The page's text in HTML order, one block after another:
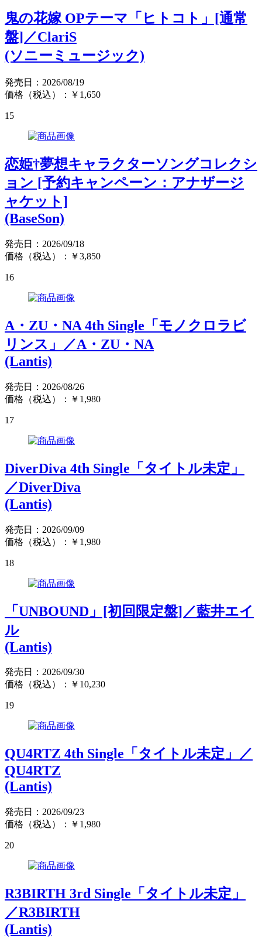
鬼の花嫁 OPテーマ「ヒトコト」[通常
盤]／ClariS
(ソニーミュージック)
発売日：2026/08/19
価格（税込）：￥1,650
15
恋姫†夢想キャラクターソングコレクシ
ョン [予約キャンペーン：アナザージ
ャケット]
(BaseSon)
発売日：2026/09/18
価格（税込）：￥3,850
16
A・ZU・NA 4th Single「モノクロラビ
リンス」／A・ZU・NA
(Lantis)
発売日：2026/08/26
価格（税込）：￥1,980
17
DiverDiva 4th Single「タイトル未定」
／DiverDiva
(Lantis)
発売日：2026/09/09
価格（税込）：￥1,980
18
「UNBOUND」[初回限定盤]／藍井エイ
ル
(Lantis)
発売日：2026/09/30
価格（税込）：￥10,230
19
QU4RTZ 4th Single「タイトル未定」／
QU4RTZ
(Lantis)
発売日：2026/09/23
価格（税込）：￥1,980
20
R3BIRTH 3rd Single「タイトル未定」
／R3BIRTH
(Lantis)